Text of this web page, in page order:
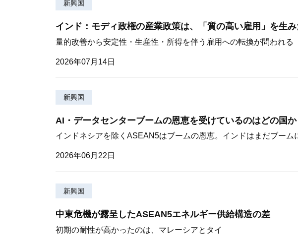
新興国
インド：モディ政権の産業政策は、「質の高い雇用」を生み
量的改善から安定性・生産性・所得を伴う雇用への転換が問われる
2026年07月14日
新興国
AI・データセンターブームの恩恵を受けているのはどの国か
インドネシアを除くASEAN5はブームの恩恵。インドはまだブーム
2026年06月22日
新興国
中東危機が露呈したASEAN5エネルギー供給構造の差
初期の耐性が高かったのは、マレーシアとタイ